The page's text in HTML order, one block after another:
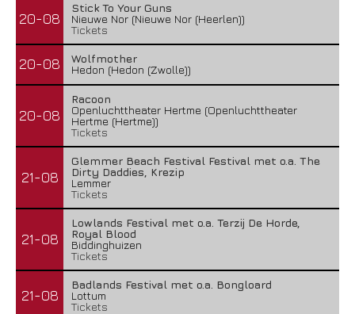
20-08
Stick To Your Guns
Nieuwe Nor (Nieuwe Nor (Heerlen))
Tickets
20-08
Wolfmother
Hedon (Hedon (Zwolle))
20-08
Racoon
Openluchttheater Hertme (Openluchttheater
Hertme (Hertme))
Tickets
21-08
Glemmer Beach Festival Festival met o.a. The
Dirty Daddies, Krezip
Lemmer
Tickets
21-08
Lowlands Festival met o.a. Terzij De Horde,
Royal Blood
Biddinghuizen
Tickets
21-08
Badlands Festival met o.a. Bongloard
Lottum
Tickets